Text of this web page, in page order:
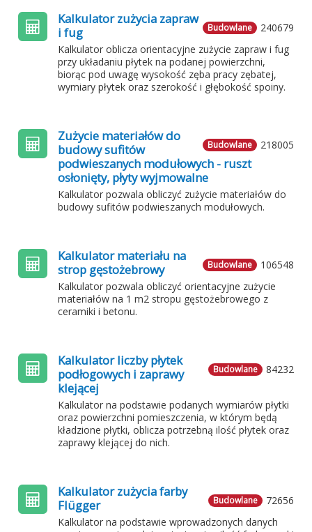
240679
Budowlane
Kalkulator zużycia zapraw
i fug
Kalkulator oblicza orientacyjne zużycie zapraw i fug
przy układaniu płytek na podanej powierzchni,
biorąc pod uwagę wysokość zęba pracy zębatej,
wymiary płytek oraz szerokość i głębokość spoiny.
218005
Budowlane
Zużycie materiałów do
budowy sufitów
podwieszanych modułowych - ruszt
osłonięty, płyty wyjmowalne
Kalkulator pozwala obliczyć zużycie materiałów do
budowy sufitów podwieszanych modułowych.
106548
Budowlane
Kalkulator materiału na
strop gęstożebrowy
Kalkulator pozwala obliczyć orientacyjne zużycie
materiałów na 1 m2 stropu gęstożebrowego z
ceramiki i betonu.
84232
Budowlane
Kalkulator liczby płytek
podłogowych i zaprawy
klejącej
Kalkulator na podstawie podanych wymiarów płytki
oraz powierzchni pomieszczenia, w którym będą
kładzione płytki, oblicza potrzebną ilość płytek oraz
zaprawy klejącej do nich.
72656
Budowlane
Kalkulator zużycia farby
Flügger
Kalkulator na podstawie wprowadzonych danych